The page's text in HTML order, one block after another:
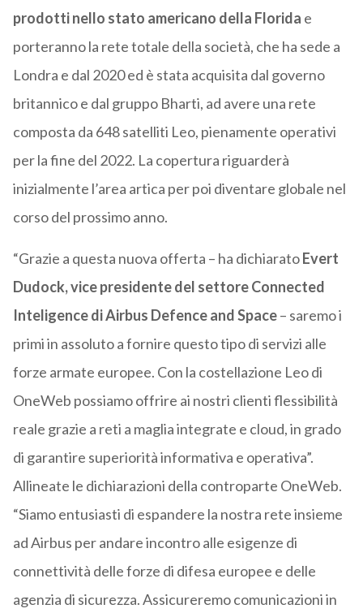
prodotti nello stato americano della Florida e
porteranno la rete totale della società, che ha sede a
Londra e dal 2020 ed è stata acquisita dal governo
britannico e dal gruppo Bharti, ad avere una rete
composta da 648 satelliti Leo, pienamente operativi
per la fine del 2022. La copertura riguarderà
inizialmente l’area artica per poi diventare globale nel
corso del prossimo anno.
“Grazie a questa nuova offerta – ha dichiaratoEvert
Dudock, vice presidente del settore Connected
Inteligence di Airbus Defence and Space– saremo i
primi in assoluto a fornire questo tipo di servizi alle
forze armate europee. Con la costellazione Leo di
OneWeb possiamo offrire ai nostri clienti flessibilità
reale grazie a reti a maglia integrate e cloud, in grado
di garantire superiorità informativa e operativa”.
Allineate le dichiarazioni della controparte OneWeb.
“Siamo entusiasti di espandere la nostra rete insieme
ad Airbus per andare incontro alle esigenze di
connettività delle forze di difesa europee e delle
agenzia di sicurezza. Assicureremo comunicazioni in